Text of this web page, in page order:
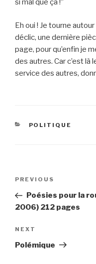
si mal que ça !”
Eh oui ! Je tourne
déclic, une dernière
page, pour qu’enfin je
des autres. Car c’est là
service des autres,
CATEGORIES
POLITIQUE
Previous
Post
PREVIOUS
Poésies pour la
2006) 212 pages
Next
Post
NEXT
Polémique